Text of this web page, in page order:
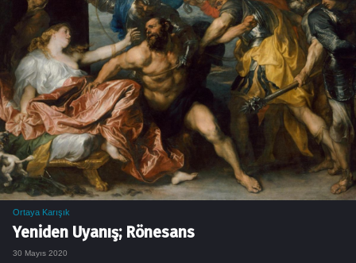
Ortaya Karışık
Yeniden Uyanış; Rönesans
30 Mayıs 2020